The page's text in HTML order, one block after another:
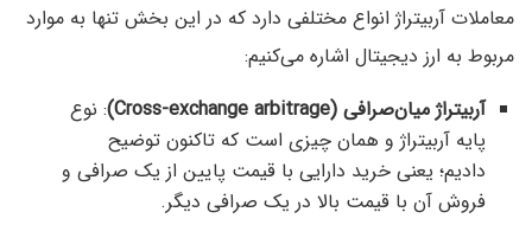
معاملات آربیتراژ انواع مختلفی دارد که در این بخش تنها به موارد
مربوط به ارز دیجیتال اشاره می‌کنیم:
آربیتراژ میان‌صرافی (Cross-exchange arbitrage)
: نوع
پایه آربیتراژ و همان چیزی است که تاکنون توضیح
دادیم؛ یعنی خرید دارایی با قیمت پایین از یک صرافی و
فروش آن با قیمت بالا در یک صرافی دیگر.